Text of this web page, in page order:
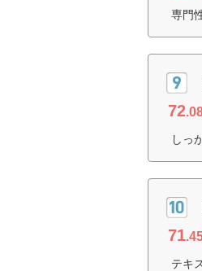
専門
72
しっ
71
テキ